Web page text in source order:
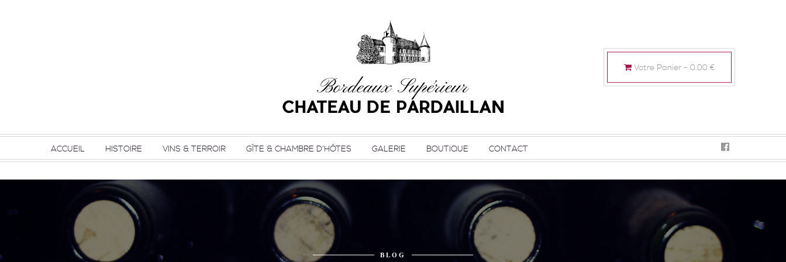
Votre Panier - 0.00 €
ACCUEIL HISTOIRE VINS & TERROIR GÎTE & CHAMBRE D’HÔTES GALERIE BOUTIQUE CONTACT
BLOG